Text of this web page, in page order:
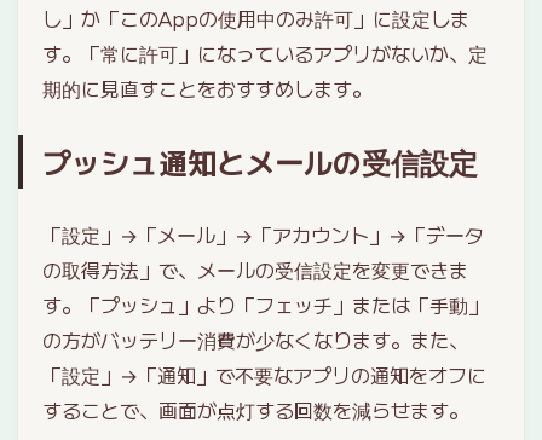
し」か「このAppの使用中のみ許可」に設定しま
す。「常に許可」になっているアプリがないか、定
期的に見直すことをおすすめします。
プッシュ通知とメールの受信設定
「設定」→「メール」→「アカウント」→「データ
の取得方法」で、メールの受信設定を変更できま
す。「プッシュ」より「フェッチ」または「手動」
の方がバッテリー消費が少なくなります。また、
「設定」→「通知」で不要なアプリの通知をオフに
することで、画面が点灯する回数を減らせます。